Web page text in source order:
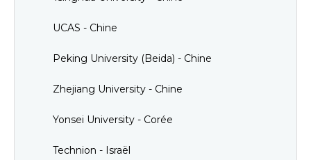
UCAS - Chine
Peking University (Beida) - Chine
Zhejiang University - Chine
Yonsei University - Corée
Technion - Israël